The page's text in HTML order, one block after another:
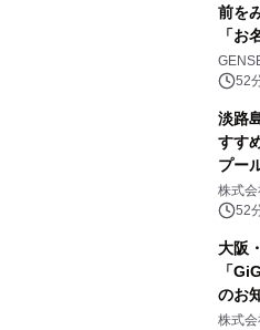
前を
「お
(土)よ
52
淡路
すす
プー
日1組
森」
株式
52
大阪
「
のお
株式